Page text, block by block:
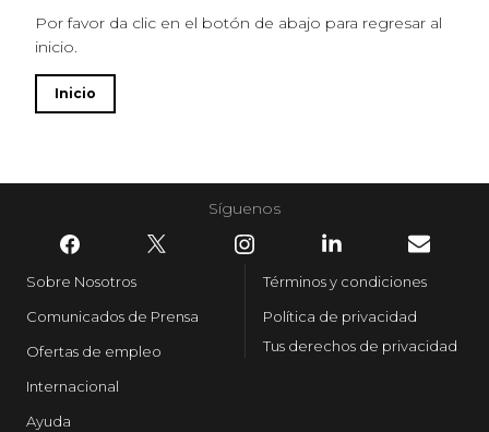
Colecciones
Noticias
HBO Max
Por favor da clic en el botón de abajo para regresar al
inicio.
Inicio
Síguenos
Sobre Nosotros
Comunicados de Prensa
Ofertas de empleo
Internacional
Ayuda
Términos y condiciones
Política de privacidad
Tus derechos de privacidad